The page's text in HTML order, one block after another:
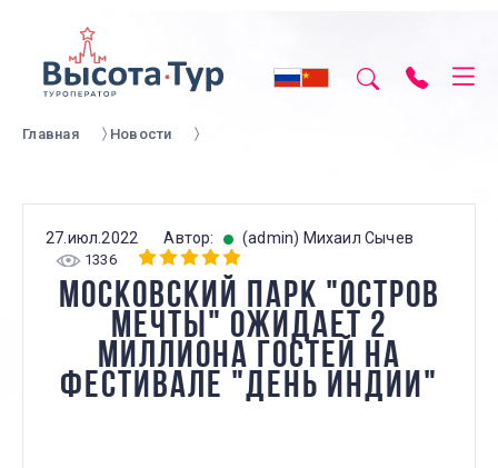
Главная Новости
27.июл.2022 Автор: (admin) Михаил Сычев
1336
МОСКОВСКИЙ ПАРК "ОСТРОВ
МЕЧТЫ" ОЖИДАЕТ 2
МИЛЛИОНА ГОСТЕЙ НА
ФЕСТИВАЛЕ "ДЕНЬ ИНДИИ"